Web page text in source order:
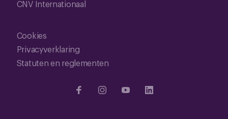
CNV Internationaal
Cookies
Privacyverklaring
Statuten en reglementen